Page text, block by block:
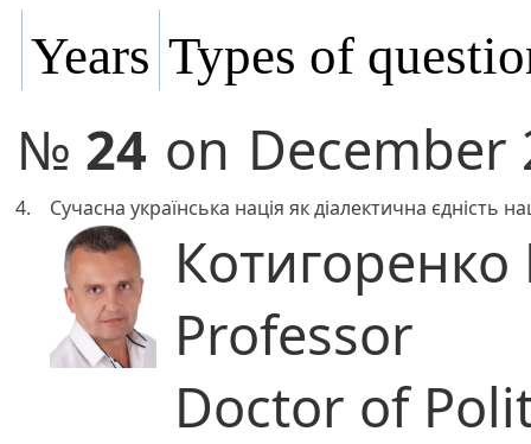
Years Types of
№ 24 on December
4. Сучасна українська нація як діалектична єдність
Котигоренко
Professor
Doctor of